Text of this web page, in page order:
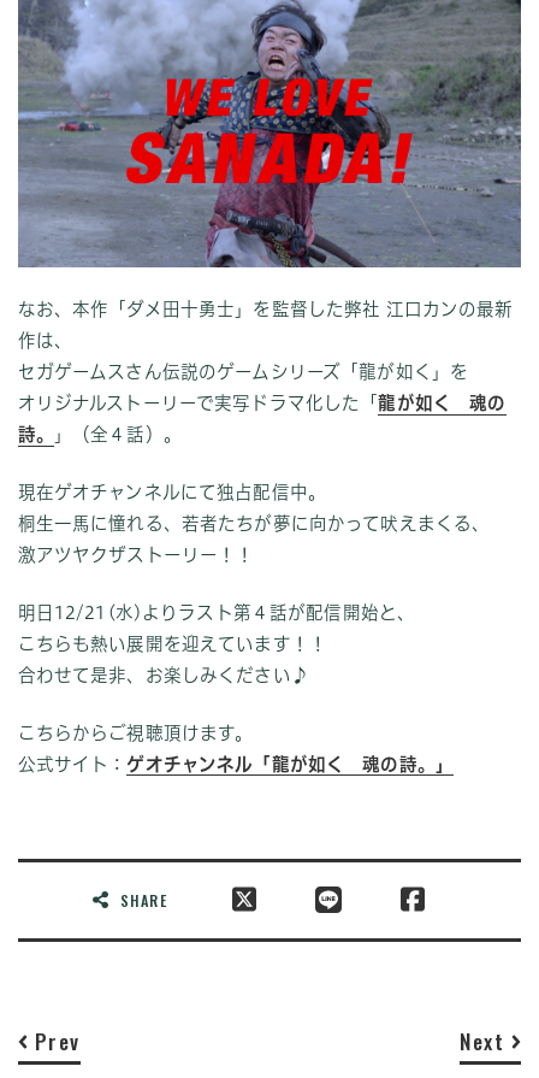
なお、本作「ダメ田十勇士」を監督した弊社 江口カンの最新
作は、
セガゲームスさん伝説のゲームシリーズ「龍が如く」を
オリジナルストーリーで実写ドラマ化した「龍が如く 魂の
詩。
」（全４話）。
現在ゲオチャンネルにて独占配信中。
桐生一馬に憧れる、若者たちが夢に向かって吠えまくる、
激アツヤクザストーリー！！
明日12/21(水)よりラスト第４話が配信開始と、
こちらも熱い展開を迎えています！！
合わせて是非、お楽しみください♪
こちらからご視聴頂けます。
公式サイト： ゲオチャンネル「龍が如く 魂の詩。」
SHARE
Prev Next